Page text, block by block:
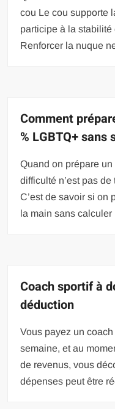
cou Le cou supporte
participe à la
Renforcer la nuque
Comment
% LGBTQ+ sans
Quand on prépare
difficulté n’est pas
C’est de savoir si on
la main sans calculer
Coach sportif à
déduction
Vous payez un
semaine, et au
de revenus, vous
dépenses peut être